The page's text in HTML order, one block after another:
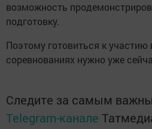
возможность
подготовку.
Поэтому готовиться к участию
соревнованиях нужно уже
Следите за самым
Telegram-канале